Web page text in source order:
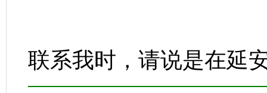
联系我时，请说是在延